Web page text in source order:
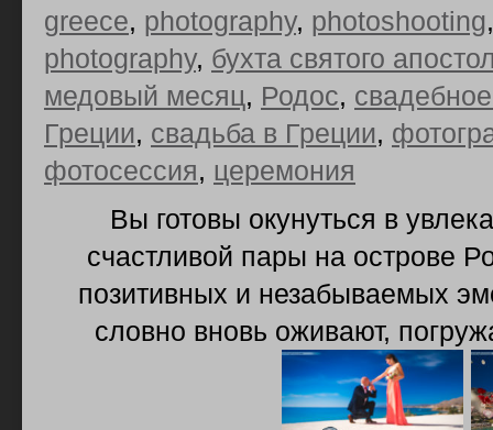
greece, photography, photoshooting
photography, бухта святого
медовый месяц, Родос,
Греции, свадьба в Греции,
фотосессия, церемония
Вы готовы окунуться в
счастливой пары на острове
позитивных и незабываемых
словно вновь оживают,